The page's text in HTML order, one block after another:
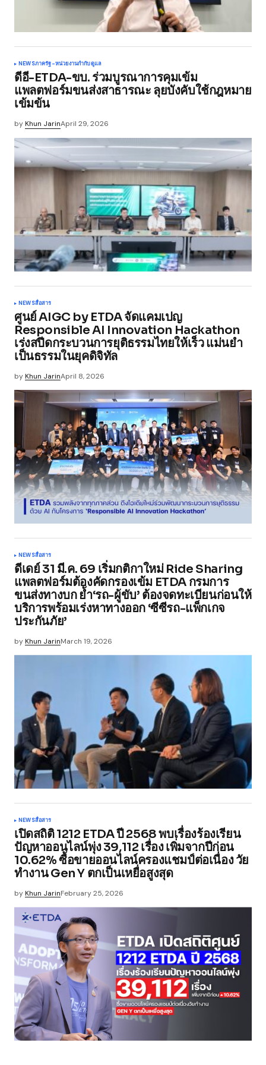
NEWSภาครัฐ-หน่วยงานกำกับดูแล
ดีอี-ETDA-ขบ. ร่วมบูรณาการคุมเข้ม
แพลตฟอร์มขนส่งสาธารณะ ลุยบังคับใช้กฎหมาย
เข้มข้น
byKhun JarinApril 29, 2026
NEWSสื่อสาร
ศูนย์ AIGC by ETDA จัดแคมเปญ
Responsible AI Innovation Hackathon
เร่งสปีดกระบวนการยุติธรรมไทยให้เร็ว แม่นยำ
เป็นธรรมในยุคดิจิทัล
byKhun JarinApril 8, 2026
NEWSสื่อสาร
ดีเดย์ 31 มี.ค. 69 เริ่มกติกาใหม่ Ride Sharing
แพลตฟอร์มต้องคัดกรองเข้ม ETDA กรมการ
ขนส่งทางบก ย้ำ‘รถ-ผู้ขับ’ ต้องจดทะเบียนก่อนให้
บริการพร้อมเร่งหาทางออก ‘ซีซีรถ-แพ็กเกจ
ประกันภัย’
byKhun JarinMarch 19, 2026
NEWSสื่อสาร
เปิดสถิติ 1212 ETDA ปี 2568 พบเรื่องร้องเรียน
ปัญหาออนไลน์พุ่ง 39,112 เรื่อง เพิ่มจากปีก่อน
10.62% ซื้อขายออนไลน์ครองแชมป์ต่อเนื่อง วัย
ทำงาน Gen Y ตกเป็นเหยื่อสูงสุด
byKhun JarinFebruary 25, 2026